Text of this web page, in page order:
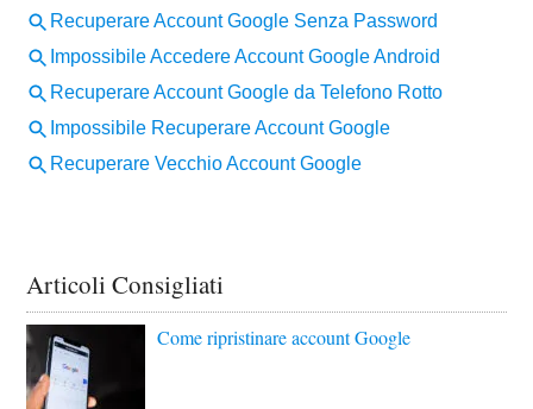
Articoli Consigliati
Come ripristinare account Google